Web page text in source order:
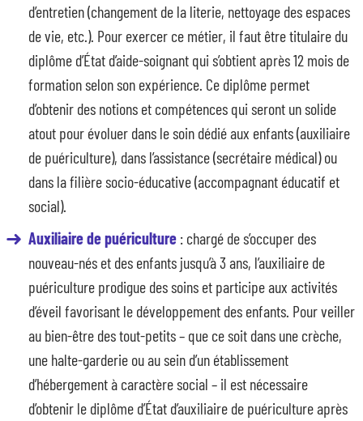
d’entretien (changement de la literie, nettoyage des espaces
de vie, etc.). Pour exercer ce métier, il faut être titulaire du
diplôme d’État d’aide-soignant qui s’obtient après 12 mois de
formation selon son expérience. Ce diplôme permet
d’obtenir des notions et compétences qui seront un solide
atout pour évoluer dans le soin dédié aux enfants (auxiliaire
de puériculture), dans l’assistance (secrétaire médical) ou
dans la filière socio-éducative (accompagnant éducatif et
social).
Auxiliaire de puériculture : chargé de s’occuper des
nouveau-nés et des enfants jusqu’à 3 ans, l’auxiliaire de
puériculture prodigue des soins et participe aux activités
d’éveil favorisant le développement des enfants. Pour veiller
au bien-être des tout-petits – que ce soit dans une crèche,
une halte-garderie ou au sein d’un établissement
d’hébergement à caractère social – il est nécessaire
d’obtenir le diplôme d’État d’auxiliaire de puériculture après